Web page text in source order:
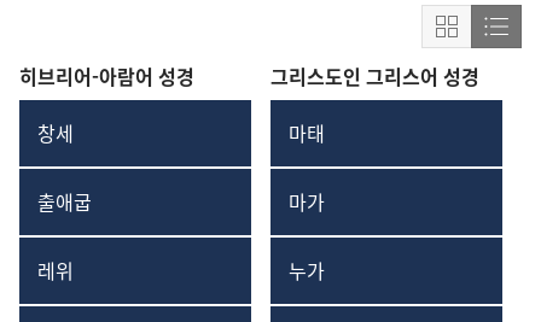
화면
표시
형식으로
보기
목록
콘텐
히브리어-아람어 성경
창세기
창세
출애굽기
출애굽
레위기
레위
그리스도인 그리스어 성경
마태복음
마태
마가복음
마가
누가복음
누가